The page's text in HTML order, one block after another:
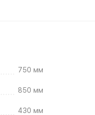
750 мм
850 мм
430 мм